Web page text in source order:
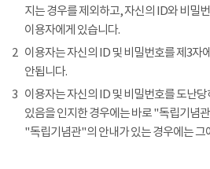
지는 경우를 제외하고, 자신의 ID와 비밀
이용자에게 있습니다.
2 이용자는 자신의 ID 및 비밀번호를 제3자
안됩니다.
3 이용자는 자신의 ID 및 비밀번호를 도난
있음을 인지한 경우에는 바로 "독립기념
"독립기념관"의 안내가 있는 경우에는 그